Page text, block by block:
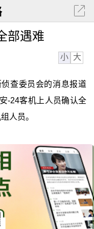
部遇难
小 大
查委员会的消息报道
-24客机上人员确认全
人员。